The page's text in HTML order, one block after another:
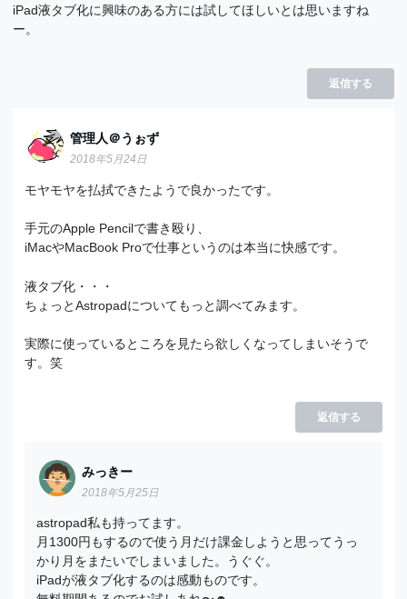
iPad液タブ化に興味のある方には試してほしいとは思いますね
ー。
返信する
管理人＠うぉず
2018年5月24日
モヤモヤを払拭できたようで良かったです。
手元のApple Pencilで書き殴り、
iMacやMacBook Proで仕事というのは本当に快感です。
液タブ化・・・
ちょっとAstropadについてもっと調べてみます。
実際に使っているところを見たら欲しくなってしまいそうで
す。笑
返信する
みっきー
2018年5月25日
astropad私も持ってます。
月1300円もするので使う月だけ課金しようと思ってうっ
かり月をまたいでしまいました。うぐぐ。
iPadが液タブ化するのは感動ものです。